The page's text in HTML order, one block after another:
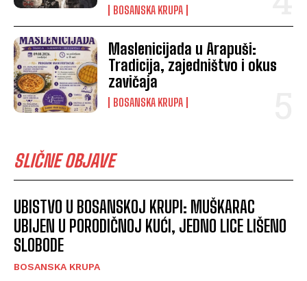
BOSANSKA KRUPA
Maslenicijada u Arapuši:
Tradicija, zajedništvo i okus
zavičaja
BOSANSKA KRUPA
SLIČNE OBJAVE
UBISTVO U BOSANSKOJ KRUPI: MUŠKARAC
UBIJEN U PORODIČNOJ KUĆI, JEDNO LICE LIŠENO
SLOBODE
BOSANSKA KRUPA